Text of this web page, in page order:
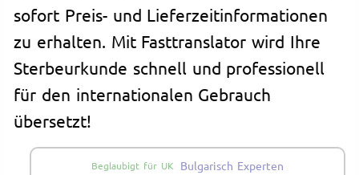
sofort Preis- und Lieferzeitinformationen
zu erhalten. Mit Fasttranslator wird Ihre
Sterbeurkunde schnell und professionell
für den internationalen Gebrauch
übersetzt!
Beglaubigt für UK Bulgarisch Experten